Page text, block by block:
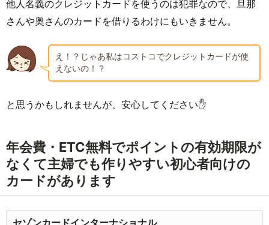
他人名義のクレジットカードを使うのは犯罪なので、旦那
さんや奥さんのカードを借りるわけにもいきません。
え！？じゃあ私はコストコでクレジットカードが使
えないの！？
と思うかもしれませんが、安心してください✋
年会費・ETC無料でポイントの有効期限が
なくて主婦でも作りやすい初心者向けの
カードがあります
セゾンカードインターナショナル